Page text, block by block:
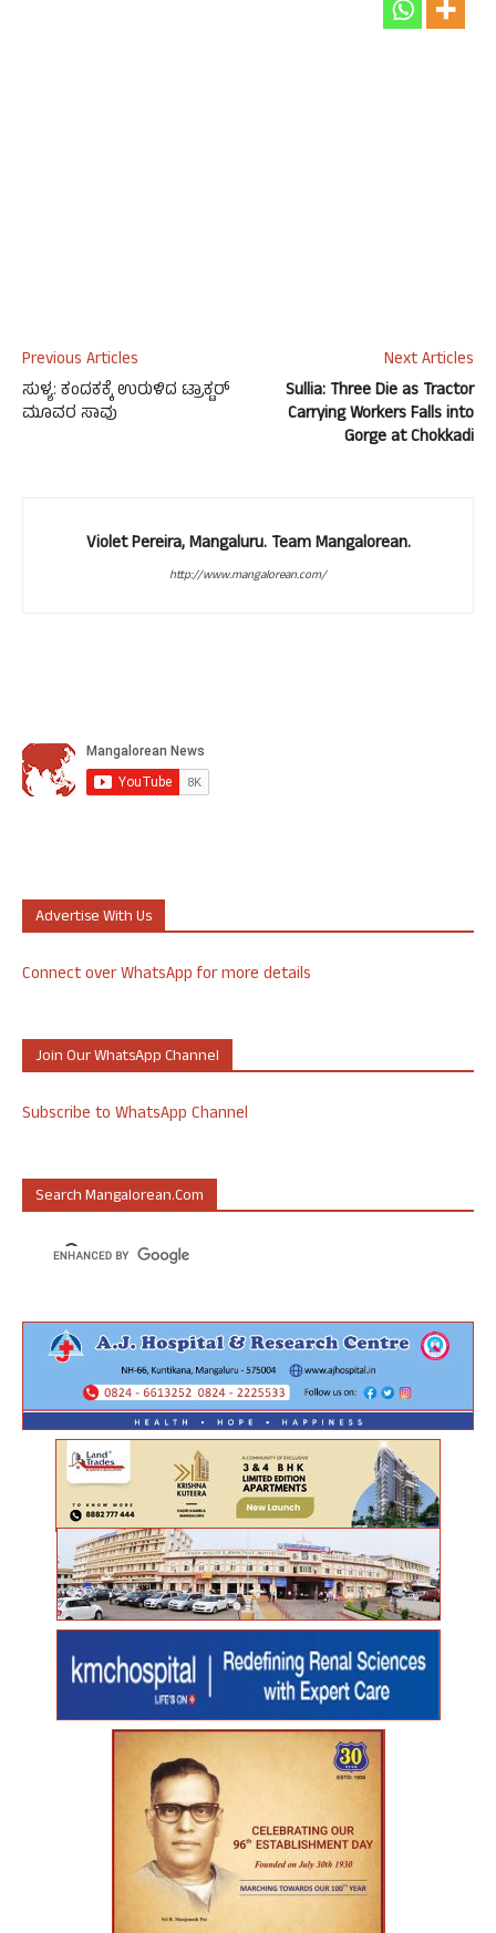
Previous Articles
ಸುಳ್ಯ: ಕಂದಕಕ್ಕೆ ಉರುಳಿದ ಟ್ರಾಕ್ಟರ್
ಮೂವರ ಸಾವು
Next Articles
Sullia: Three Die as Tractor
Carrying Workers Falls into
Gorge at Chokkadi
Violet Pereira, Mangaluru. Team Mangalorean.
http://www.mangalorean.com/
Advertise With Us
Connect over WhatsApp for more details
Join Our WhatsApp Channel
Subscribe to WhatsApp Channel
Search Mangalorean.com